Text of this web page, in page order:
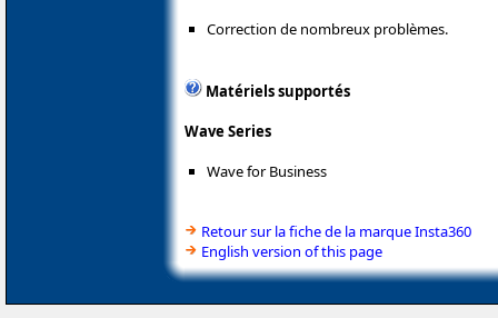
Correction de nombreux problèmes.
Matériels supportés
Wave Series
Wave for Business
Retour sur la fiche de la marque Insta360
English version of this page